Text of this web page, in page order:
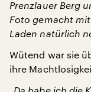
Prenzlauer Berg
Foto gemacht
Laden natürlich
Wütend war sie
ihre